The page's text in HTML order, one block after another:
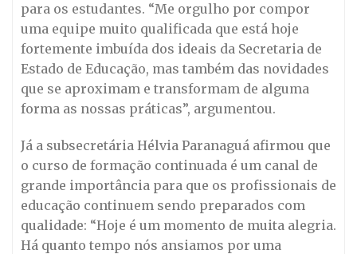
para os estudantes. “Me orgulho por compor
uma equipe muito qualificada que está hoje
fortemente imbuída dos ideais da Secretaria de
Estado de Educação, mas também das novidades
que se aproximam e transformam de alguma
forma as nossas práticas”, argumentou.
Já a subsecretária Hélvia Paranaguá afirmou que
o curso de formação continuada é um canal de
grande importância para que os profissionais de
educação continuem sendo preparados com
qualidade: “Hoje é um momento de muita alegria.
Há quanto tempo nós ansiamos por uma